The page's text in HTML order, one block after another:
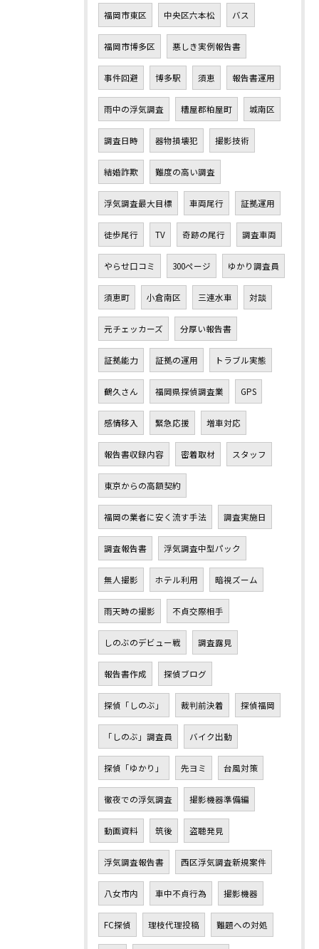
福岡市東区 中央区六本松 バス
福岡市博多区 悪しき実例報告書
事件回避 博多駅 須恵 報告書運用
雨中の浮気調査 糟屋郡粕屋町 城南区
調査日時 器物損壊犯 撮影技術
結婚詐欺 難度の高い調査
浮気調査最大目標 車両尾行 証拠運用
徒歩尾行 TV 奇跡の尾行 調査車両
やらせ口コミ 300ページ ゆかり調査員
須恵町 小倉南区 三連水車 対談
元チェッカーズ 分厚い報告書
証拠能力 証拠の運用 トラブル実態
鶴久さん 福岡県探偵調査業 GPS
感情移入 緊急応援 増車対応
報告書収録内容 密着取材 スタッフ
東京からの高額契約
福岡の業者に安く流す手法 調査実施日
調査報告書 浮気調査中型パック
無人撮影 ホテル利用 暗視ズーム
雨天時の撮影 不貞交際相手
しのぶのデビュー戦 調査露見
報告書作成 探偵ブログ
探偵「しのぶ」 裁判前決着 探偵福岡
「しのぶ」調査員 バイク出動
探偵「ゆかり」 先ヨミ 台風対策
徹夜での浮気調査 撮影機器準備編
動画資料 筑後 盗聴発見
浮気調査報告書 西区浮気調査新規案件
八女市内 車中不貞行為 撮影機器
FC探偵 理枝代理投稿 難題への対処